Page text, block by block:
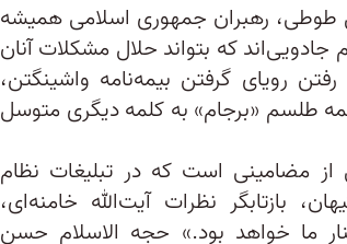
طوطی، رهبران جمهوری اسلامی همیشه
که بتواند حلال مشکلات آنان
رویای گرفتن بیمه‌نامه واشینگتن،
طلسم «برجام» به کلمه دیگری متوسل
مضامینی است که در تبلیغات نظام
بازتابگر نظرات آیت‌الله خامنه‌ای،
ما خواهد بود.» حجه الاسلام حسن